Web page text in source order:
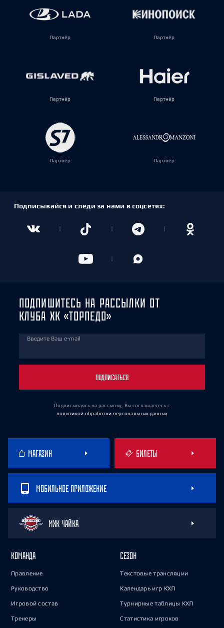
Партнёр Партнёр
Партнёр Партнёр
Партнёр Партнёр
Подписывайся и следи за нами в соцсетях:
ПОДПИШИТЕСЬ НА РАССЫЛКИ ОТ
КЛУБА ХК «ТОРПЕДО»
Введите Ваш e-mail
ПОДПИСАТЬСЯ
Подписываясь на рассылку, Вы соглашаетесь с
политикой обработки персональных данных
МАГАЗИН БИЛЕТЫ
МОБИЛЬНОЕ ПРИЛОЖЕНИЕ
МХК ЧАЙКА
КОМАНДА
Правление
Руководство
Игровой состав
Тренеры
СЕЗОН
Текстовые трансляции
Календарь игр КХЛ
Турнирные таблицы КХЛ
Статистика игроков